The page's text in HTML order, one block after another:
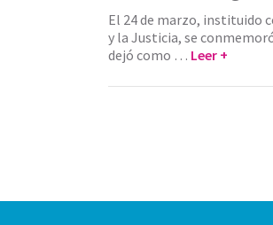
El 24 de marzo, instituido
y la Justicia, se
dejó como … Leer +